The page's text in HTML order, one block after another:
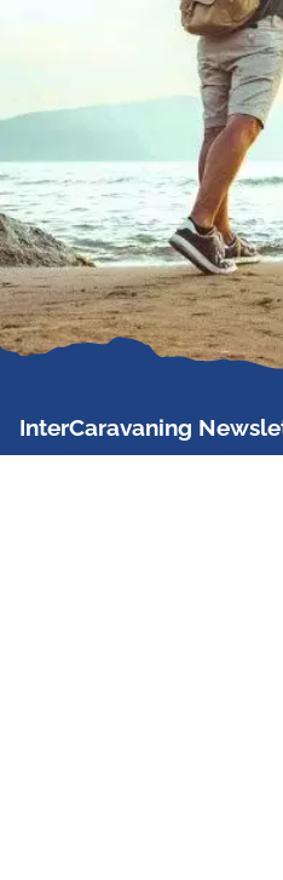
InterCaravaning